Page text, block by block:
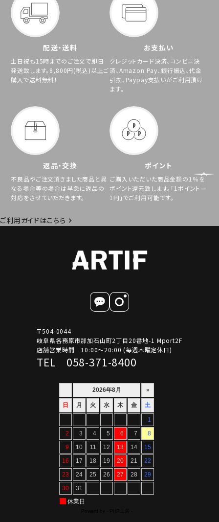
配送・送料
土日祝も15時までのご注文で即日
発送致します。8,800円(税込)以上ご
購入で送料無料！
お支払い
クレジットカード決済、コンビニ決
済、Amazon Pay、銀行振込、代金
引換、Paypay支払いがご利用頂け
ます。
返品・交換
不良品やご注文頂きました商品と異
なる場合等の場合は早急に返品の
対応をさせていただきます。
ポイント
ご購入いただいた商品金額の1％を
ポイント還元致します。「1ポイント＝
1円」でご利用可能です。
ご利用ガイドはこちら
〒504-0044
岐阜県各務原市那加石山町2丁目20番地-1 Mport2F
店舗営業時間 10:00～20:00 (毎週木曜定休日)
TEL 058-371-8400